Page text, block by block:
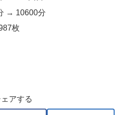
→ 10600分
枚
ェアする